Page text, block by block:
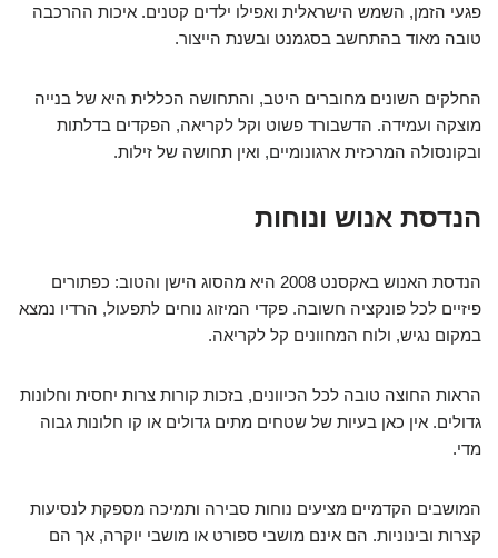
פגעי הזמן, השמש הישראלית ואפילו ילדים קטנים. איכות ההרכבה
טובה מאוד בהתחשב בסגמנט ובשנת הייצור.
החלקים השונים מחוברים היטב, והתחושה הכללית היא של בנייה
מוצקה ועמידה. הדשבורד פשוט וקל לקריאה, הפקדים בדלתות
ובקונסולה המרכזית ארגונומיים, ואין תחושה של זילות.
הנדסת אנוש ונוחות
הנדסת האנוש באקסנט 2008 היא מהסוג הישן והטוב: כפתורים
פיזיים לכל פונקציה חשובה. פקדי המיזוג נוחים לתפעול, הרדיו נמצא
במקום נגיש, ולוח המחוונים קל לקריאה.
הראות החוצה טובה לכל הכיוונים, בזכות קורות צרות יחסית וחלונות
גדולים. אין כאן בעיות של שטחים מתים גדולים או קו חלונות גבוה
מדי.
המושבים הקדמיים מציעים נוחות סבירה ותמיכה מספקת לנסיעות
קצרות ובינוניות. הם אינם מושבי ספורט או מושבי יוקרה, אך הם